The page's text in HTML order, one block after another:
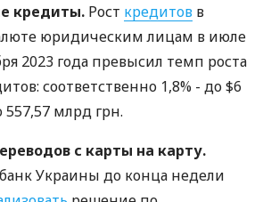
кредиты. Рост кредитов в
юридическим лицам в июле
2023 года превысил темп роста
соответственно 1,8% - до $6
млрд грн.
с карты на карту.
Украины до конца недели